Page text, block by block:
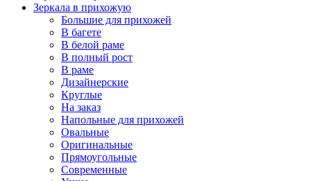
Зеркала в прихожую
Большие для прихожей
В багете
В белой раме
В полный рост
В раме
Дизайнерские
Круглые
На заказ
Напольные для прихожей
Овальные
Оригинальные
Прямоугольные
Современные